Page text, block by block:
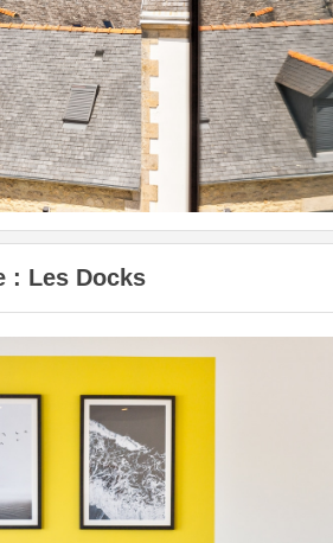
: Les Docks